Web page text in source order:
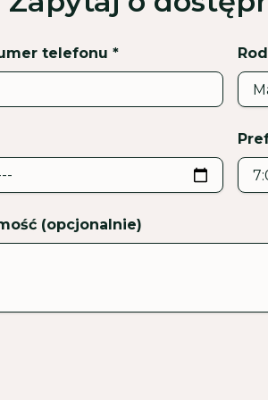
telefonu *
(opcjonalnie)